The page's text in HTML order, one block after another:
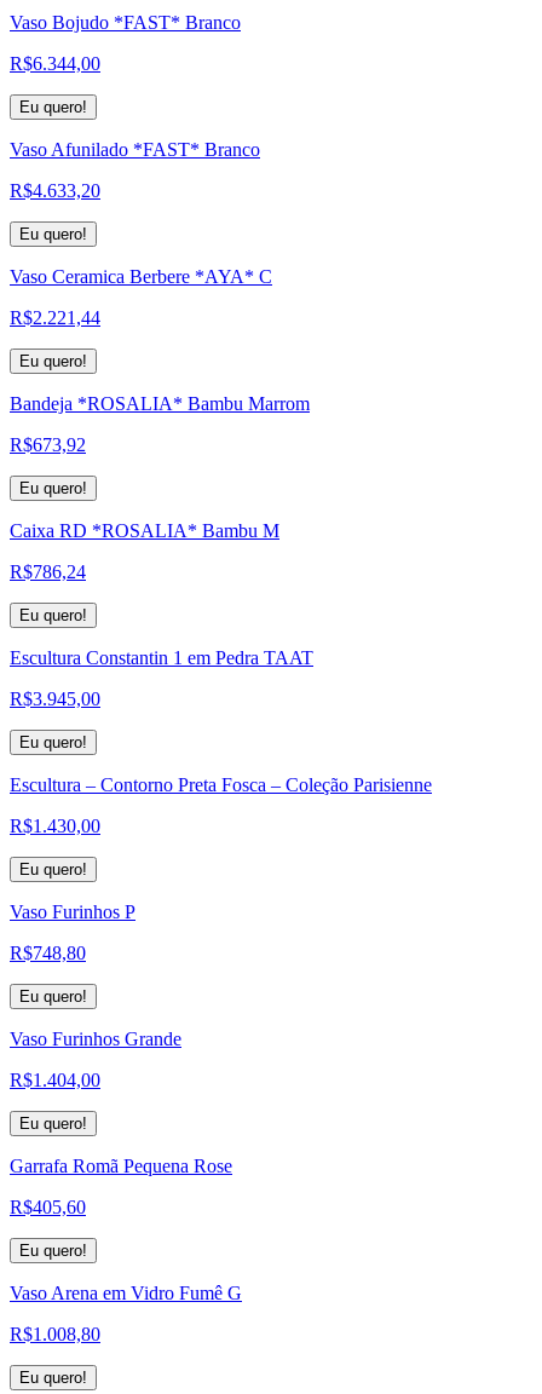
Vaso Bojudo *FAST* Branco
R$6.344,00
Eu quero!
Vaso Afunilado *FAST* Branco
R$4.633,20
Eu quero!
Vaso Ceramica Berbere *AYA* C
R$2.221,44
Eu quero!
Bandeja *ROSALIA* Bambu Marrom
R$673,92
Eu quero!
Caixa RD *ROSALIA* Bambu M
R$786,24
Eu quero!
Escultura Constantin 1 em Pedra TAAT
R$3.945,00
Eu quero!
Escultura – Contorno Preta Fosca – Coleção Parisienne
R$1.430,00
Eu quero!
Vaso Furinhos P
R$748,80
Eu quero!
Vaso Furinhos Grande
R$1.404,00
Eu quero!
Garrafa Romã Pequena Rose
R$405,60
Eu quero!
Vaso Arena em Vidro Fumê G
R$1.008,80
Eu quero!